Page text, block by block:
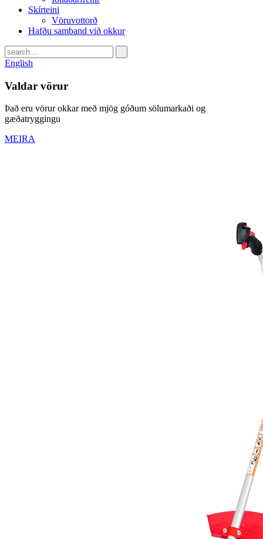
Skírteini
Vöruvottorð
Hafðu samband við okkur
English
Valdar vörur
Það eru vörur okkar með mjög góðum sölumarkaði og
gæðatryggingu
MEIRA